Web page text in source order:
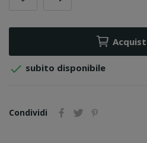
 subito disponibile
Condividi